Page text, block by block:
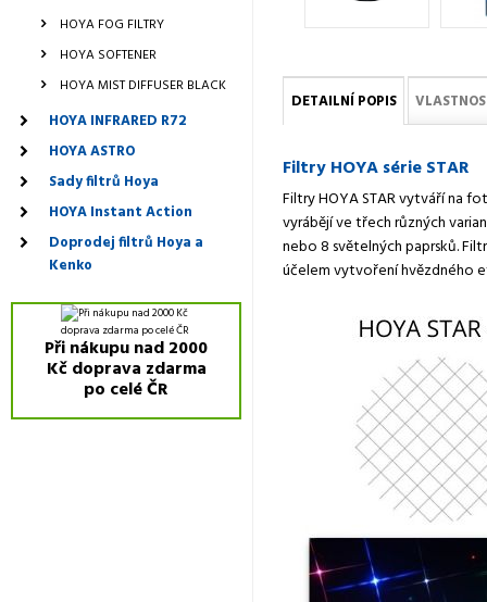
DETAILNÍ POPIS
Filtry HOYA série STAR
Filtry HOYA STAR vytváří na
vyrábějí ve třech různých
nebo 8 světelných paprsků.
účelem vytvoření hvězdného
HOYA FOG FILTRY
HOYA SOFTENER
HOYA MIST DIFFUSER BLACK
HOYA INFRARED R72
HOYA ASTRO
Sady filtrů Hoya
HOYA Instant Action
Doprodej filtrů Hoya a
Kenko
Při nákupu nad 2000
Kč doprava zdarma
po celé ČR